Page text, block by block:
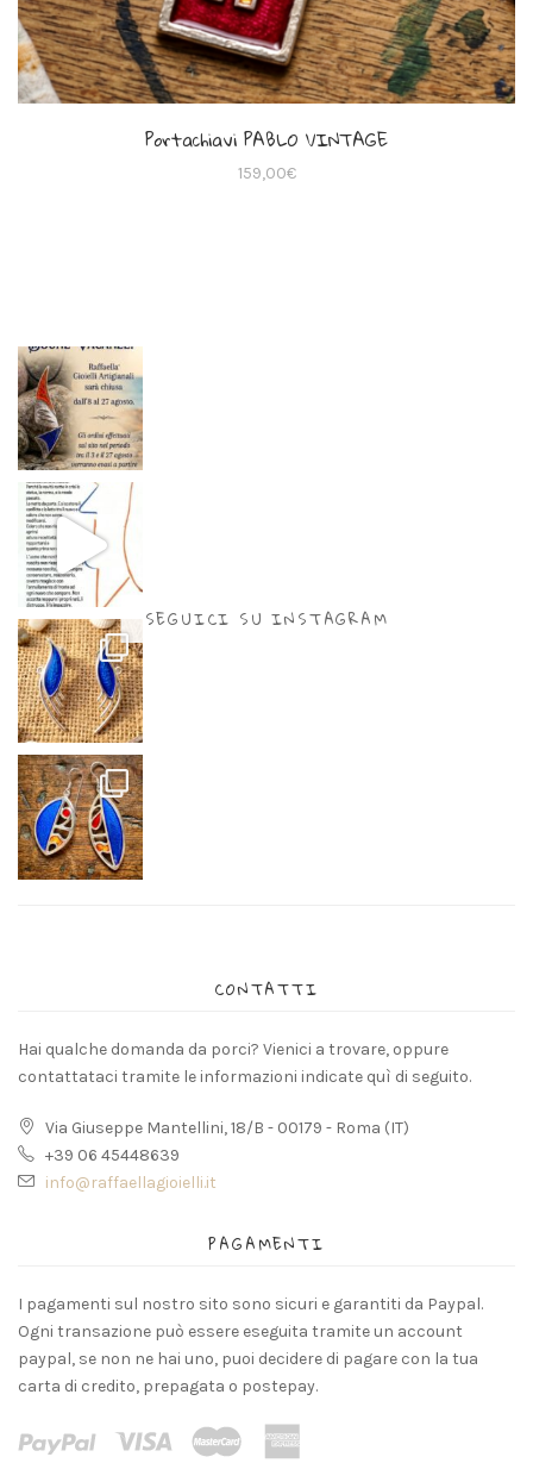
Portachiavi PABLO VINTAGE
159,00€
SEGUICI SU INSTAGRAM
CONTATTI
Hai qualche domanda da porci? Vienici a trovare, oppure
contattataci tramite le informazioni indicate quì di seguito.
Via Giuseppe Mantellini, 18/B - 00179 - Roma (IT)
+39 06 45448639
info@raffaellagioielli.it
PAGAMENTI
I pagamenti sul nostro sito sono sicuri e garantiti da Paypal.
Ogni transazione può essere eseguita tramite un account
paypal, se non ne hai uno, puoi decidere di pagare con la tua
carta di credito, prepagata o postepay.